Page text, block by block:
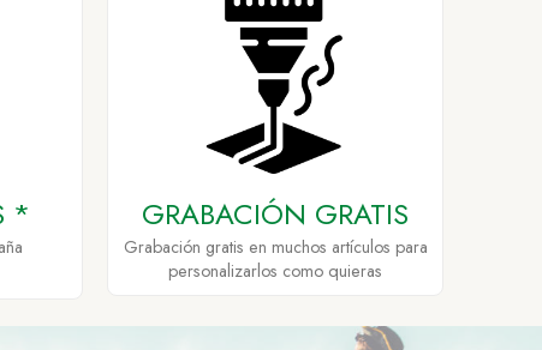
* GRABACIÓN GRATIS
Grabación gratis en muchos artículos para
personalizarlos como quieras